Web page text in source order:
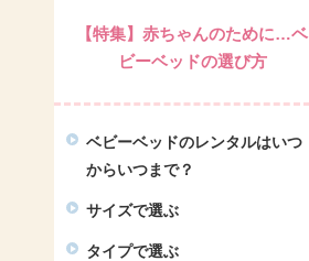
【特集】赤ちゃんのために…ベ
ビーベッドの選び方
ベビーベッドのレンタルはいつ
からいつまで？
サイズで選ぶ
タイプで選ぶ